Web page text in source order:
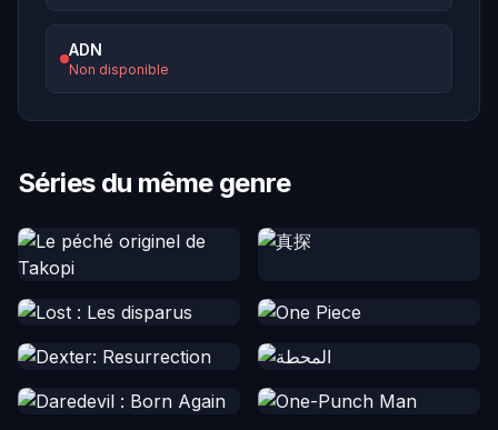
ADN
Non disponible
Séries du même genre